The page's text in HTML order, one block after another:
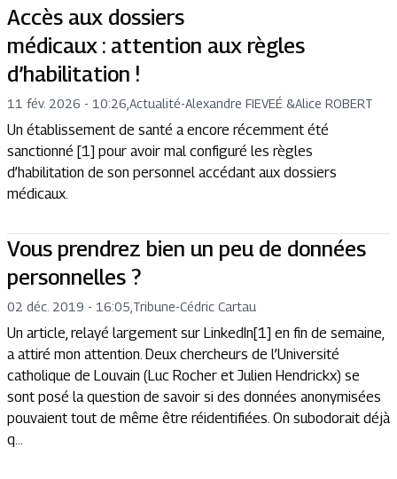
Accès aux dossiers
médicaux : attention aux règles
d’habilitation !
11 fév. 2026 - 10:26 Actualité-Alexandre FIEVEÉ &Alice ROBERT
Un établissement de santé a encore récemment été
sanctionné [1] pour avoir mal configuré les règles
d’habilitation de son personnel accédant aux dossiers
médicaux.
Vous prendrez bien un peu de données
personnelles ?
02 déc. 2019 - 16:05 Tribune-Cédric Cartau
Un article, relayé largement sur LinkedIn[1] en fin de semaine,
a attiré mon attention. Deux chercheurs de l’Université
catholique de Louvain (Luc Rocher et Julien Hendrickx) se
sont posé la question de savoir si des données anonymisées
pouvaient tout de même être réidentifiées. On subodorait déjà
q...